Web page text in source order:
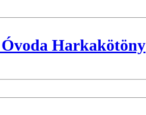
Harkakötöny